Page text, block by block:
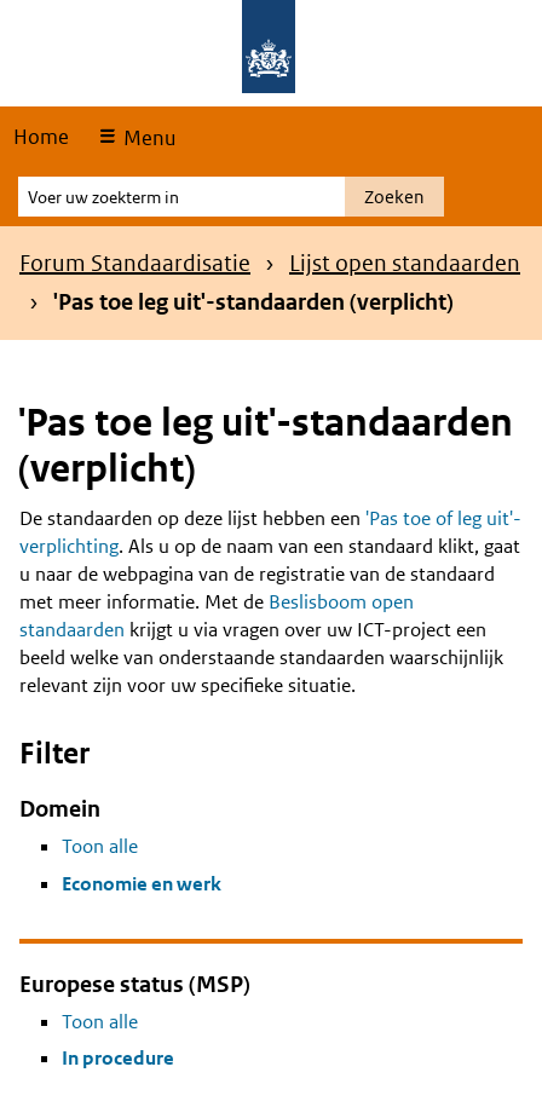
Home Menu
Voer
uw
zoekterm
Zoeken
Kruimelpad
Forum Standaardisatie
Lijst open standaarden
'Pas toe leg uit'-standaarden (verplicht)
'Pas toe leg uit'-standaarden
(verplicht)
Content
De standaarden op deze lijst hebben een 'Pas toe of leg uit'-
verplichting. Als u op de naam van een standaard klikt, gaat
u naar de webpagina van de registratie van de standaard
met meer informatie. Met de Beslisboom open
standaarden krijgt u via vragen over uw ICT-project een
beeld welke van onderstaande standaarden waarschijnlijk
relevant zijn voor uw specifieke situatie.
Filter
Domein
Toon alle
Economie en werk
Europese status (MSP)
Toon alle
In procedure